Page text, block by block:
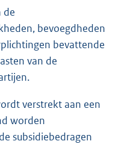
de
bevoegdheden
bevattende
van de
verstrekt aan een
worden
subsidiebedragen